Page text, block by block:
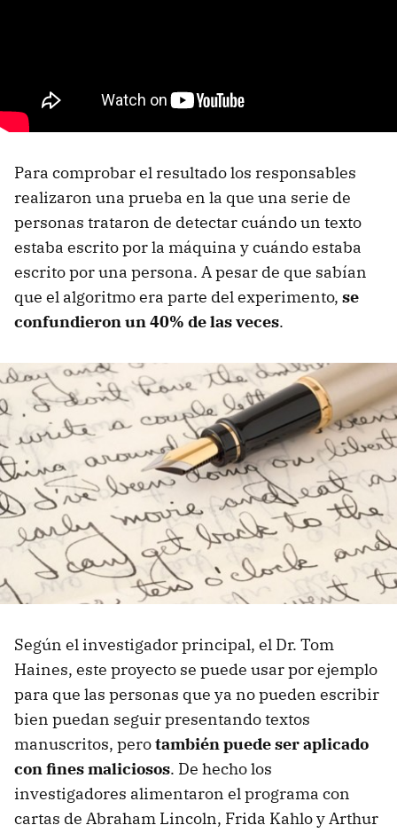
Para comprobar el resultado los responsables
realizaron una prueba en la que una serie de
personas trataron de detectar cuándo un texto
estaba escrito por la máquina y cuándo estaba
escrito por una persona. A pesar de que sabían
que el algoritmo era parte del experimento, se
confundieron un 40% de las veces.
Según el investigador principal, el Dr. Tom
Haines, este proyecto se puede usar por ejemplo
para que las personas que ya no pueden escribir
bien puedan seguir presentando textos
manuscritos, perotambién puede ser aplicado
con fines maliciosos. De hecho los
investigadores alimentaron el programa con
cartas de Abraham Lincoln, Frida Kahlo y Arthur